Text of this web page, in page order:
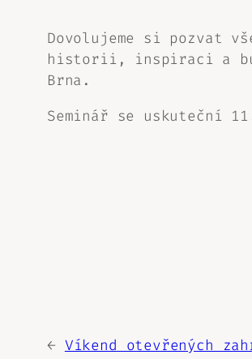
Dovolujeme si pozvat
historii, inspiraci a
Brna.
Seminář se uskuteční
← Víkend otevřených